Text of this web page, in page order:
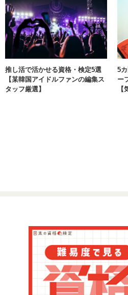
推し活で活かせる資格・検定5選
【某韓国アイドルファンの編集ス
タッフ厳選】
5
ー